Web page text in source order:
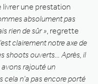
une prestation
absolument pas
rien de sûr » , regrette
clairement notre axe de
shoots ouverts… Après, il
rajouté un
n’a pas encore porté